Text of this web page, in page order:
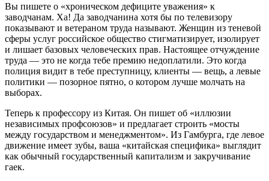
Вы пишете о «хроническом дефиците уважения» к
заводчанам. Ха! Да заводчанина хотя бы по телевизору
показывают и ветераном труда называют. Женщин из теневой
сферы услуг российское общество стигматизирует, изолирует
и лишает базовых человеческих прав. Настоящее отчуждение
труда — это не когда тебе премию недоплатили. Это когда
полиция видит в тебе преступницу, клиенты — вещь, а левые
политики — позорное пятно, о котором лучше молчать на
выборах.
Теперь к профессору из Китая. Он пишет об «иллюзии
независимых профсоюзов» и предлагает строить «мосты
между государством и менеджментом». Из Гамбурга, где левое
движение имеет зубы, ваша «китайская специфика» выглядит
как обычный государственный капитализм и закручивание
гаек.